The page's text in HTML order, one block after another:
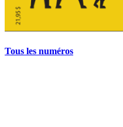
Tous les numéros